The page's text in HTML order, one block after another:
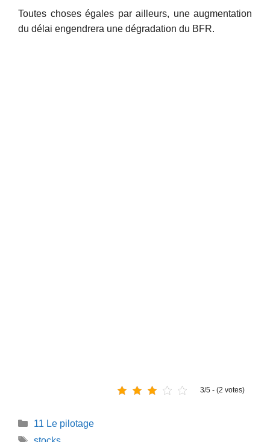
Toutes choses égales par ailleurs, une augmentation
du délai engendrera une dégradation du BFR.
3/5 - (2 votes)
Catégories
11 Le pilotage
Étiquettes